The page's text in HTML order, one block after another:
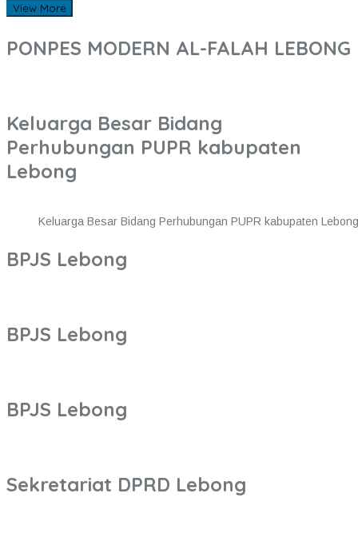
View More
PONPES MODERN AL-FALAH LEBONG
Keluarga Besar Bidang
Perhubungan PUPR kabupaten
Lebong
Keluarga Besar Bidang Perhubungan PUPR kabupaten Lebong
BPJS Lebong
BPJS Lebong
BPJS Lebong
Sekretariat DPRD Lebong